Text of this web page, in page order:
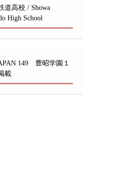
道高校 / Showa
High School
149 豊昭学園１
載